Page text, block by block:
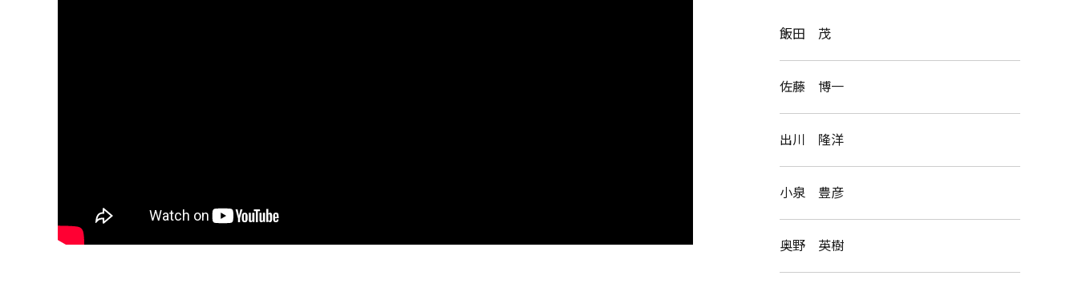
飯田 茂
佐藤 博一
出川 隆洋
小泉 豊彦
奥野 英樹